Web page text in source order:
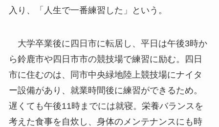
入り、「人生で一番練習した」という。
大学卒業後に四日市に転居し、平日は午後3時か
ら鈴鹿市や四日市市の競技場で練習に励む。四日
市に住むのは、同市中央緑地陸上競技場にナイタ
ー設備があり、就業時間後に練習ができるため。
遅くても午後11時までには就寝。栄養バランスを
考えた食事を自炊し、身体のメンテナンスにも時